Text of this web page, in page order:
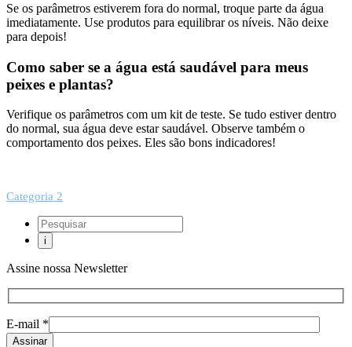
Se os parâmetros estiverem fora do normal, troque parte da água
imediatamente. Use produtos para equilibrar os níveis. Não deixe
para depois!
Como saber se a água está saudável para meus
peixes e plantas?
Verifique os parâmetros com um kit de teste. Se tudo estiver dentro
do normal, sua água deve estar saudável. Observe também o
comportamento dos peixes. Eles são bons indicadores!
Categoria 2
Assine nossa Newsletter
E-mail *